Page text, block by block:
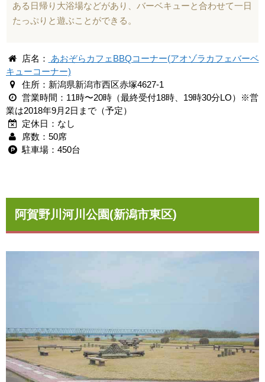
ある日帰り大浴場などがあり、バーベキューと合わせて一日
たっぷりと遊ぶことができる。
店名：
あおぞらカフェBBQコーナー(アオゾラカフェバーベ
キューコーナー)
住所：新潟県新潟市西区赤塚4627-1
営業時間：11時〜20時（最終受付18時、19時30分LO）※営
業は2018年9月2日まで（予定）
定休日：なし
席数：50席
駐車場：450台
阿賀野川河川公園(新潟市東区)